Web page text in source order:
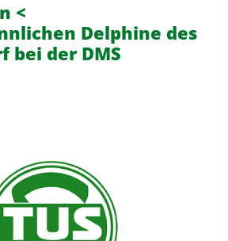
<
Delphine des
bei der DMS